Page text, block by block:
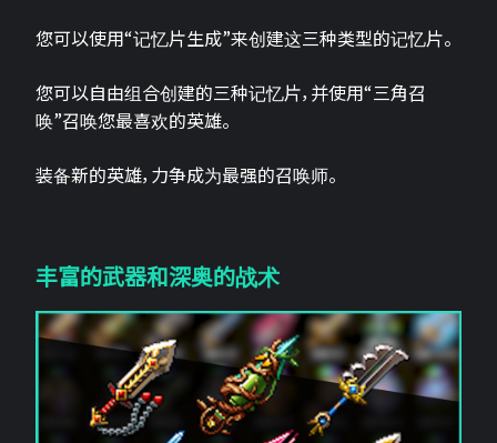
您可以使用“记忆片生成”来创建这三种类型的记忆片。
您可以自由组合创建的三种记忆片，并使用“三角召
唤”召唤您最喜欢的英雄。
装备新的英雄，力争成为最强的召唤师。
丰富的武器和深奥的战术